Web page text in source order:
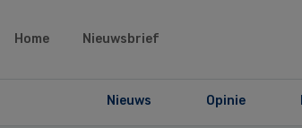
Home Nieuwsbrief
Nieuws Opinie